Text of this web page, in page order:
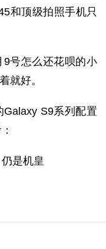
和顶级拍照手机只
号怎么还花呗的小
就好。
S9系列配置